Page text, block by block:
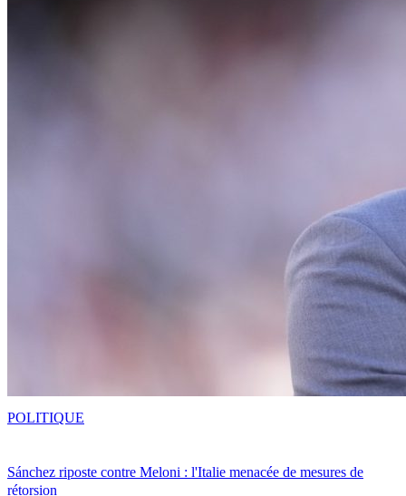
Sánchez riposte contre Meloni : l'Italie menacée de mesures de
rétorsion
POLITIQUE